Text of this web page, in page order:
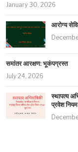
490295
विकसित भारत – रोजगार
G)
July 26, 2026
बांधकाम कामगार,कंत्राटदार.
January 30, 2026
आरोग्य
समांतर आरक्षण: भूकंपग्रस्‍त
July 24, 2026
स्थापत्य
प्रवेश